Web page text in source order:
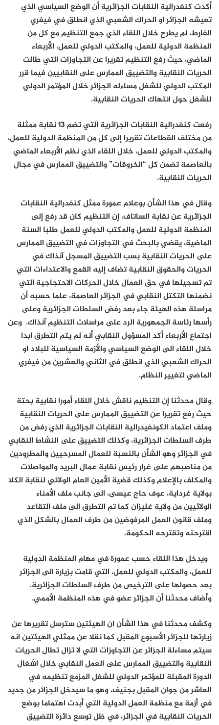
أكدت كنفدرالية النقابات الجزائرية أن الوضع السياسي الذي
تعيشه الجزائر او الحراك الشعبي الذي انطلق في فيفري
الفارط، لم يطرح خلال اللقاء الذي جمع التنظيم مع كل من
المنظمة الدولية للعمل، والمكتب الدولي للعمل، الأربعاء
الماضي، حيث رفع التنظيم تقريرا عن التجاوزات التي طالت
الحريات النقابية والتضييق الممارس على النقابيين فيما قرر
المكتب الدولي للشغل مساءله الجزائر خلال المؤتمر الدولي
للشغل حول انتهاك الحريات النقابية.
رفعت كنفدرالية النقابات الجزائرية التي تضم 13 نقابة ممثلة
من مختلف القطاعات تقريرا إلى كل من المنظمة الدولية للعمل،
والمكتب الدولي للعمل، خلال اللقاء الذي نظم الأربعاء الماضي
بالعاصمة تضمن كل “الخروقات” والتضييق الممارس في مجال
الحريات النقابية.
وقال في هذا الشأن بوعلام عمورة ممثل كنفدرالية النقابات
الجزائرية عن نقابة الساتاف، إن التنظيم كان قد رفع إلى
المنظمة الدولية للعمل والمكتب الدولي للعمل طلبا السنة
الماضية، يقضي بالبحث في التجاوزات في التضييق الممارس
على الحريات النقابية بسب التضييق المسجل آنذاك في
الحريات والحقوق النقابية تضاف إليه القمع والاعتداءات التي
تم تسجيلها في حق العمال خلال الحركات الاحتجاجية التي
نضمنها التكتل النقابي في الجزائر العاصمة، علما حسبه أن
مراسلة هذه الهيئة جاء بعد رفض السلطات الجزائرية وعلى
رأسها رئاسة الجمهورية الرد على مراسلات التنظيم آنذاك. وعن
اجتماع الأربعاء أكد المسؤول النقابي أنه لم يتم التطرق ابدا
خلال اللقاء الى الوضع السياسي والأزمة السياسية للبلاد او
الحراك الشعبي الذي انطلق في الثاني والعشرين من فيفري
الماضي لتغيير النظام.
وقال محدثنا إن التنظيم ناقش خلال اللقاء أمورا نقابية بحتة
حيث رفع تقريرا عن التضييق الممارس على الحريات النقابية
وملف اعتماد الكونفيدرالية النقابات الجزائرية الذي رفض من
طرف السلطات الجزائرية، وكذلك التضييق على النشاط النقابي
في الجزائر وهو الشأن بالنسبة للعمال المسرحيين والمطرودين
من مناصبهم على غرار رئيس نقابة عمال البريد والمواصلات
والمكلف بالإعلام وكذلك قضية الأمين العام الولائي لنقابة الكلا
بولاية غرداية، عوف حاج عيسى، الى جانب ملف الأمناء
الولائيين من ولاية غليزان كما تم التطرق الى ملف التقاعد
وملف قانون العمل المرفوضين من طرف العمال بالشكل الذي
اقترحته وتقترحه الحكومة.
ويدخل هذا اللقاء حسب عمورة في مهام المنظمة الدولية
للعمل، والمكتب الدولي للعمل، التي قامت بزيارة الى الجزائر
بعد حصولها على الترخيص من طرف السلطات الجزائرية.
وأضاف محدثنا أن الجزائر عضو في هذه المنظمة الأممي.
وكشف محدثنا في هذا الشأن ان الهيئتين سترسل تقريرها عن
زيارتها للجزائر الأسبوع المقبل كما نقلا عن ممثلي الهيئتين انه
سيتم مساءلة الجزائر عن التجاوزات التي لا تزال تطال الحريات
النقابية والتضييق الممارس على العمل النقابي خلال اشغال
الدورة المقبلة للمؤتمر الدولي للشغل المزمع تنظيمه في
العاشر من جوان المقبل بجنيف، وهو ما سيدخل الجزائر من جديد
في أزمة مع منظمة العمل الدولية التي أبدت اهتماما بوضع
الحريات النقابية في الجزائر، في ظل توسع دائرة التضييق